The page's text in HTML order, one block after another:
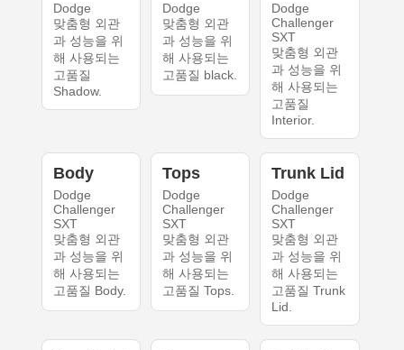
Dodge
맞춤형 외관
과 성능을 위
해 사용되는
고품질
Shadow.
Dodge
맞춤형 외관
과 성능을 위
해 사용되는
고품질 black.
Dodge
Challenger
SXT
맞춤형 외관
과 성능을 위
해 사용되는
고품질
Interior.
Body
Dodge
Challenger
SXT
맞춤형 외관
과 성능을 위
해 사용되는
고품질 Body.
Tops
Dodge
Challenger
SXT
맞춤형 외관
과 성능을 위
해 사용되는
고품질 Tops.
Trunk Lid
Dodge
Challenger
SXT
맞춤형 외관
과 성능을 위
해 사용되는
고품질 Trunk
Lid.